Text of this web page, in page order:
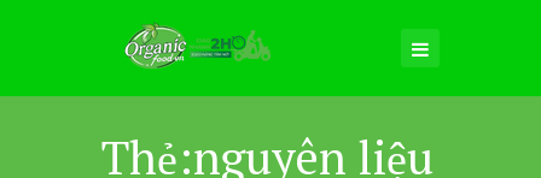
Thẻ:nguyên liệu